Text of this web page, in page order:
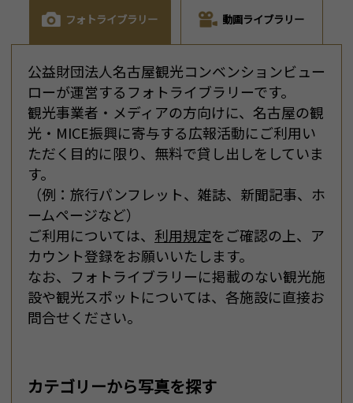
フォトライブラリー 動画ライブラリー
公益財団法人名古屋観光コンベンションビュー
ローが運営するフォトライブラリーです。
観光事業者・メディアの方向けに、名古屋の観
光・MICE振興に寄与する広報活動にご利用い
ただく目的に限り、無料で貸し出しをしていま
す。
（例：旅行パンフレット、雑誌、新聞記事、ホ
ームページなど）
ご利用については、 利用規定をご確認の上、ア
カウント登録をお願いいたします。
なお、フォトライブラリーに掲載のない観光施
設や観光スポットについては、各施設に直接お
問合せください。
カテゴリーから写真を探す